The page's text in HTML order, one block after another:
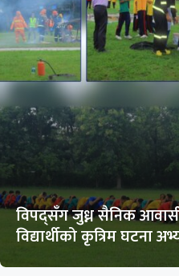
विपद्सँग जुध्न सैनिक
विद्यार्थीको कृत्रिम घटना